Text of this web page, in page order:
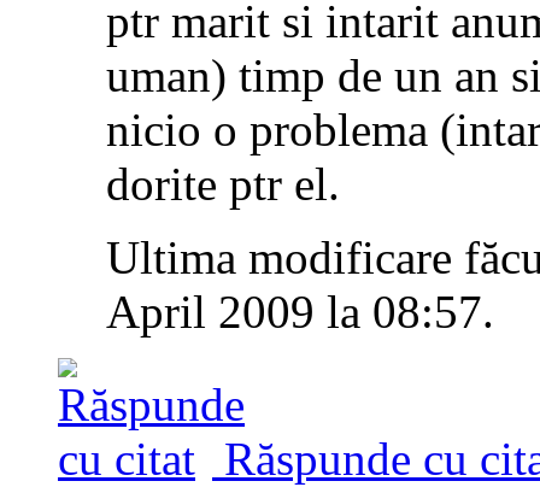
ptr marit si intarit
uman) timp de un an
nicio o problema
dorite ptr el.
Ultima modificare
April 2009 la 08:57.
Răspunde cu